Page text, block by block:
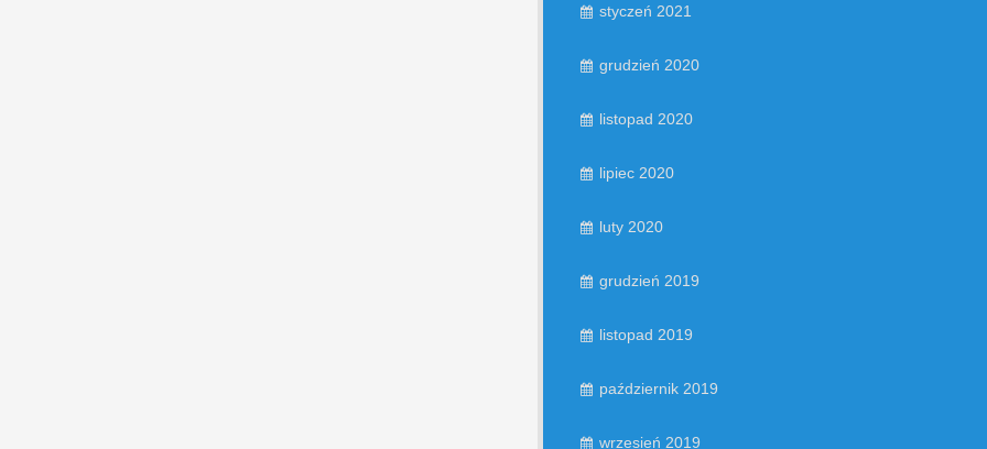
styczeń 2021
grudzień 2020
listopad 2020
lipiec 2020
luty 2020
grudzień 2019
listopad 2019
październik 2019
wrzesień 2019